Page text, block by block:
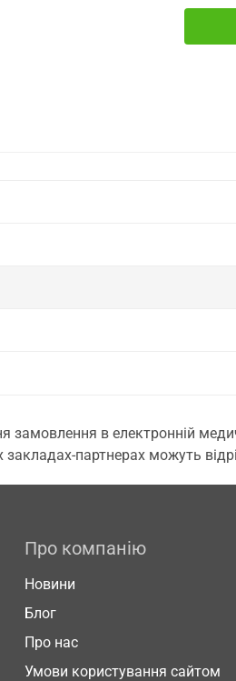
замовлення в електронній
партнерах можуть
Про компанію
Новини
Блог
Про нас
Умови користування сайтом